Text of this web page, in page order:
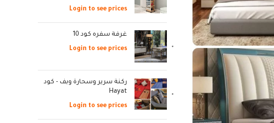
Login to see prices
غرفة سفره كود 10
Login to see prices
ركنة سرير وسحارة وبف - كود
Hayat
Login to see prices